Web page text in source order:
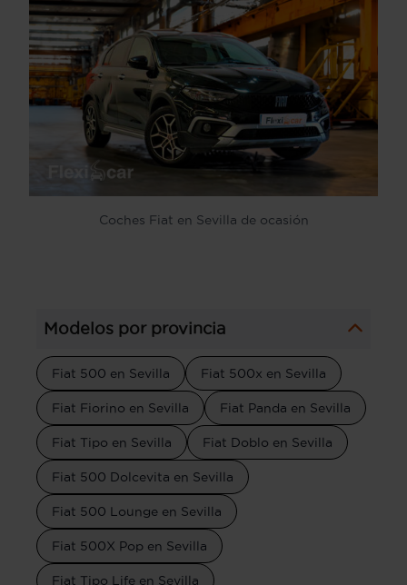
Coches Fiat en Sevilla de ocasión
Modelos por provincia
Fiat 500 en Sevilla Fiat 500x en Sevilla
Fiat Fiorino en Sevilla Fiat Panda en Sevilla
Fiat Tipo en Sevilla Fiat Doblo en Sevilla
Fiat 500 Dolcevita en Sevilla
Fiat 500 Lounge en Sevilla
Fiat 500X Pop en Sevilla
Fiat Tipo Life en Sevilla